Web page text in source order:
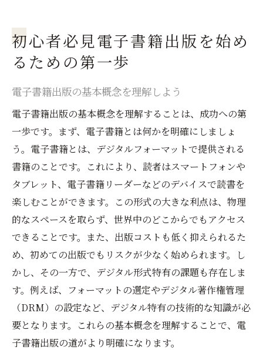
ース
電子書籍出版がもたらす新たな可能性とは
紙媒体との違いと優位性
新たな収益モデルの構築
グローバルに広がる読者層
インタラクティブなコンテンツの作成
環境に優しい出版方法
具体的な手順で学ぶ電子書籍出版の基本
執筆から出版までの流れを把握する
プラットフォームの選び方
フォーマットの選定と編集
表紙デザインの重要性
電子書籍の価格設定と販売戦略
初回リリース時のプロモーション方法
成功するための電子書籍出版の秘訣
初心者必見電子書籍出版を始め
るための第一歩
電子書籍出版の基本概念を理解しよう
電子書籍出版の基本概念を理解することは、成功への第
一歩です。まず、電子書籍とは何かを明確にしましょ
う。電子書籍とは、デジタルフォーマットで提供される
書籍のことです。これにより、読者はスマートフォンや
タブレット、電子書籍リーダーなどのデバイスで読書を
楽しむことができます。この形式の大きな利点は、物理
的なスペースを取らず、世界中のどこからでもアクセス
できることです。また、出版コストも低く抑えられるた
め、初めての出版でもリスクが少なく始められます。し
かし、その一方で、デジタル形式特有の課題も存在しま
す。例えば、フォーマットの選定やデジタル著作権管理
（DRM）の設定など、デジタル特有の技術的な知識が必
要となります。これらの基本概念を理解することで、電
子書籍出版の道がより明確になります。